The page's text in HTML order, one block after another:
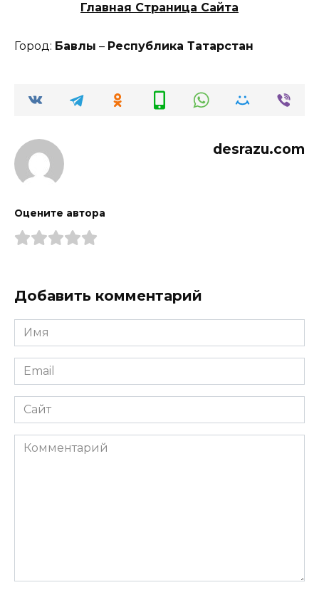
Главная Страница Сайта
Город: Бавлы – Республика Татарстан
desrazu.com
Оцените автора
Добавить комментарий
Имя
*
Email
*
Сайт
Комментарий